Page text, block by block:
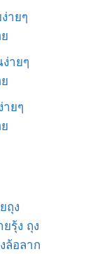
ายๆ
ายๆ
ยๆ
ถุง
ยรุ้ง ถุง
ล้อลาก